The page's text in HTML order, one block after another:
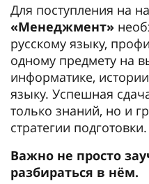
Для поступления на
«Менеджмент»
русскому языку,
одному предмету на
информатике,
языку. Успешная
только знаний, но и
стратегии подготовки.
Важно не просто
разбираться в нём.